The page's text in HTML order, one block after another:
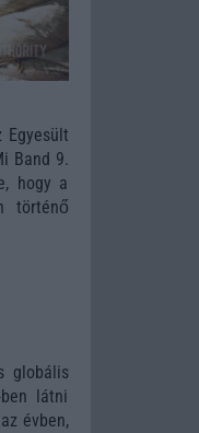
Band 9.
hogy a
történő
globális
látni
évben,